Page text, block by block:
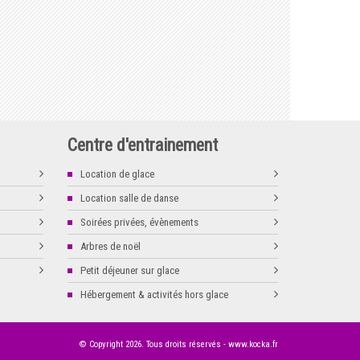
Centre d'entrainement
Location de glace
Location salle de danse
Soirées privées, évènements
Arbres de noël
Petit déjeuner sur glace
Hébergement & activités hors glace
© Copyright 2026. Tous droits réservés - www.kocka.fr